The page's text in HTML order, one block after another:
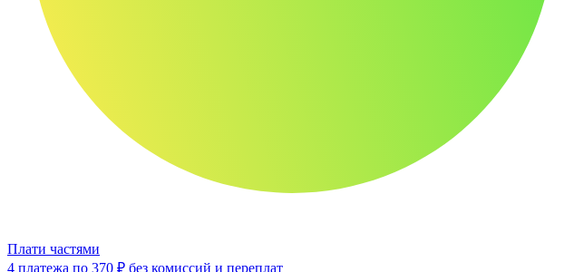
Плати частями
4 платежа по 370 ₽ без комиссий и переплат